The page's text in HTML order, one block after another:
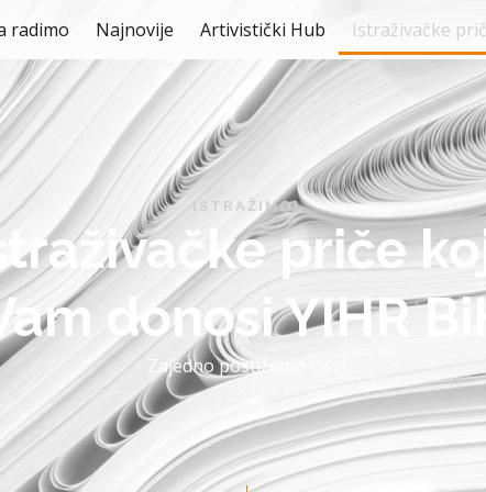
radimo Najnovije Artivistički Hub Istraživačke
ISTRAŽIMO!
priče
donosi YIHR
Zajedno postižemo više!